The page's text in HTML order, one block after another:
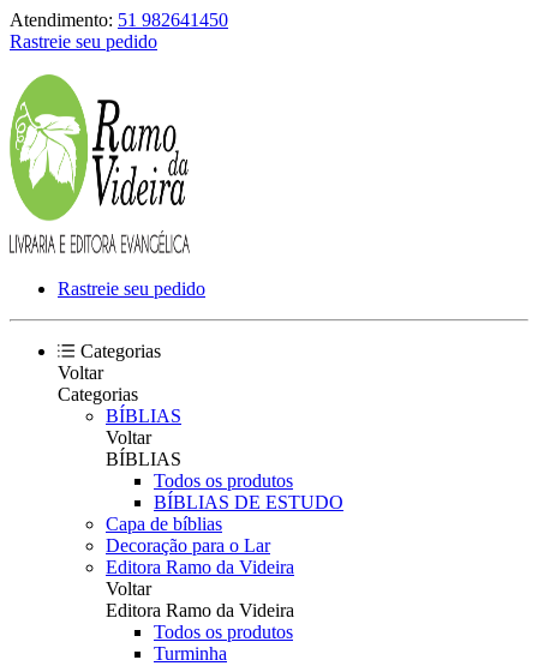
Atendimento: 51 982641450
Rastreie seu pedido
Rastreie seu pedido
Categorias
Voltar
Categorias
BÍBLIAS
Voltar
BÍBLIAS
Todos os produtos
BÍBLIAS DE ESTUDO
Capa de bíblias
Decoração para o Lar
Editora Ramo da Videira
Voltar
Editora Ramo da Videira
Todos os produtos
Turminha